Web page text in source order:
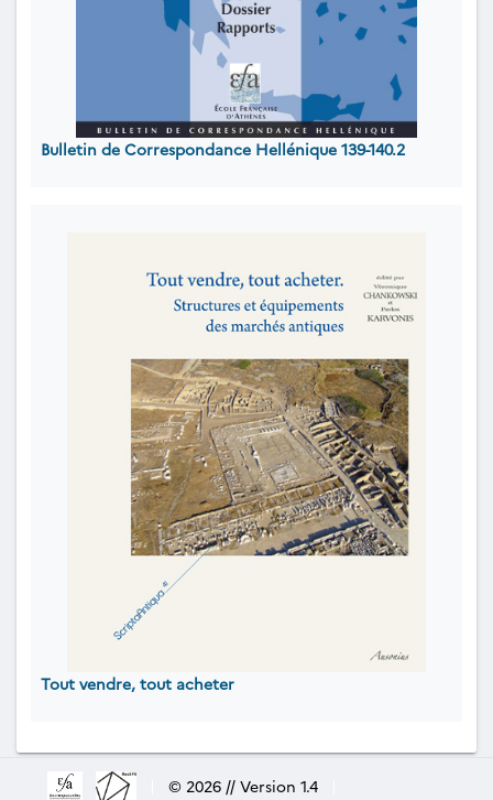
Bulletin de Correspondance Hellénique 139-140.2
Tout vendre, tout acheter
© 2026 // Version 1.4